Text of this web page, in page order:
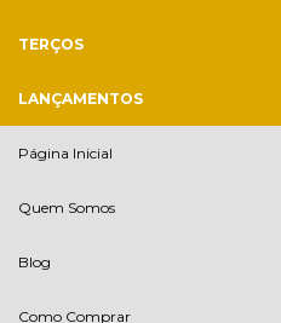
TERÇOS
LANÇAMENTOS
Página Inicial
Quem Somos
Blog
Como Comprar